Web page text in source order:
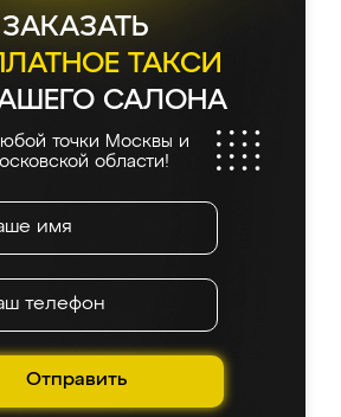
ЗАКАЗАТЬ
ТАКСИ
САЛОНА
точки Москвы и
области!
Отправить